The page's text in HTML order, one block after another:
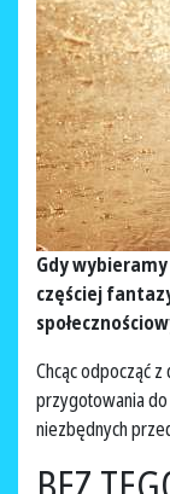
Gdy
częściej
Chcąc odpocząć
przygotowania
niezbędnych